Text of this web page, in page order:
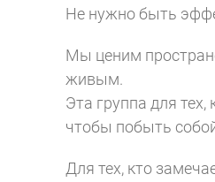
Не нужно быть
Мы ценим
живым.
Эта группа для
чтобы побыть
Для тех, кто